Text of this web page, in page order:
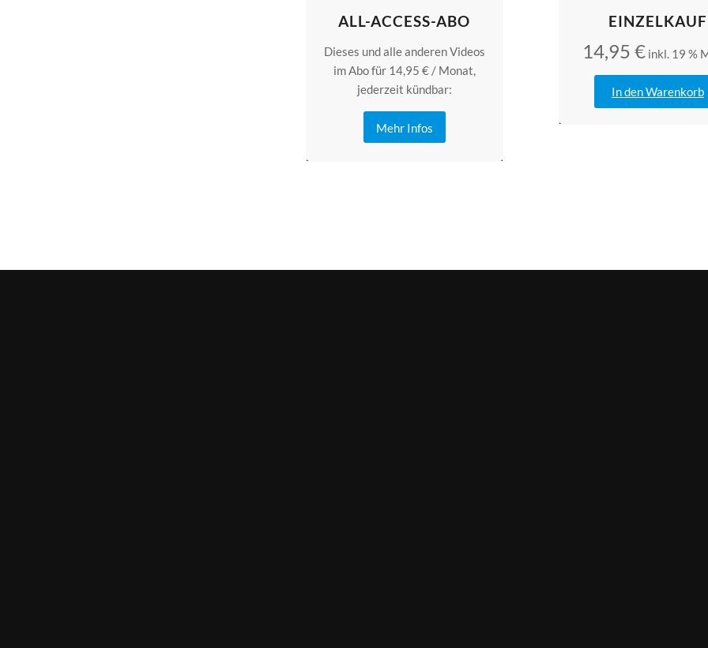
ALL-ACCESS-ABO
Dieses und alle anderen Videos
im Abo für 14,95 € / Monat,
jederzeit kündbar:
Mehr Infos
EINZELKAUF
14,95 € inkl. 19 %
In den Warenkorb